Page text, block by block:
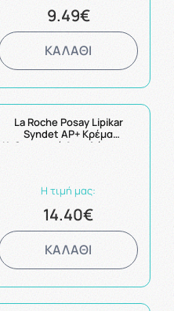
9.49€
ΚΑΛΑΘΙ
La Roche Posay Lipikar
Syndet AP+ Κρέμα
Καθαρισμού Αναπλήρωσης
Η τιμή μας:
14.40€
ΚΑΛΑΘΙ